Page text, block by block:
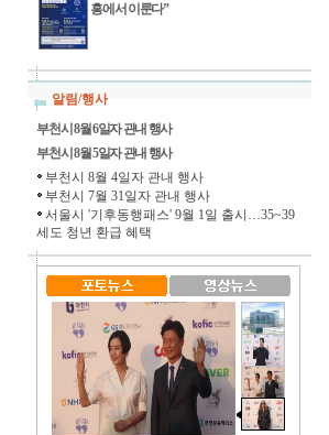
흥에서 이룬다”
알림/행사
부천시 8월 6일자 관내 행사
부천시 8월 5일자 관내 행사
부천시 8월 4일자 관내 행사
부천시 7월 31일자 관내 행사
서울시 '기후동행패스' 9월 1일 출시…35~39
세도 청년 환급 혜택